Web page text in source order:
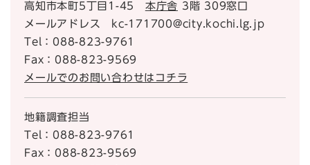
高知市本町5丁目1-45 本庁舎 3階 309窓口
メールアドレス kc-171700@city.kochi.lg.jp
Tel：088-823-9761
Fax：088-823-9569
メールでのお問い合わせはコチラ
地籍調査担当
Tel：088-823-9761
Fax：088-823-9569